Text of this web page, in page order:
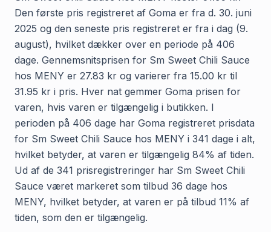
Den første pris registreret af Goma er fra d. 30. juni
2025 og den seneste pris registreret er fra i dag (9.
august), hvilket dækker over en periode på 406
dage. Gennemsnitsprisen for Sm Sweet Chili Sauce
hos MENY er 27.83 kr og varierer fra 15.00 kr til
31.95 kr i pris. Hver nat gemmer Goma prisen for
varen, hvis varen er tilgængelig i butikken. I
perioden på 406 dage har Goma registreret prisdata
for Sm Sweet Chili Sauce hos MENY i 341 dage i alt,
hvilket betyder, at varen er tilgængelig 84% af tiden.
Ud af de 341 prisregistreringer har Sm Sweet Chili
Sauce været markeret som tilbud 36 dage hos
MENY, hvilket betyder, at varen er på tilbud 11% af
tiden, som den er tilgængelig.